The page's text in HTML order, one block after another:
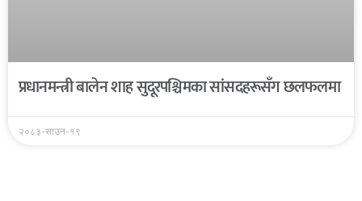
प्रधानमन्त्री बालेन शाह सुदूरपश्चिमका सांसदहरूसँग छलफलमा
२०८३-साउन-१९